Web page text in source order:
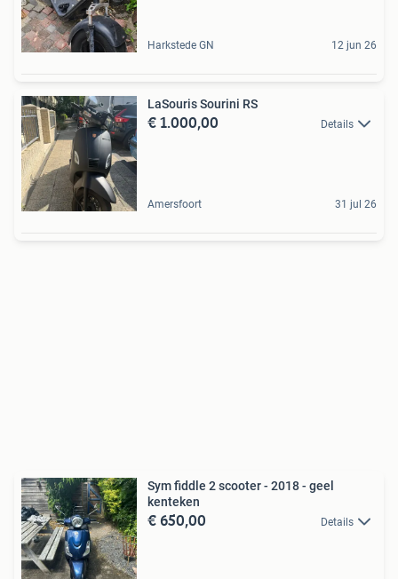
Harkstede GN 12 jun 26
LaSouris Sourini RS
€ 1.000,00 Details
Amersfoort 31 jul 26
Sym fiddle 2 scooter - 2018 - geel
kenteken
€ 650,00 Details